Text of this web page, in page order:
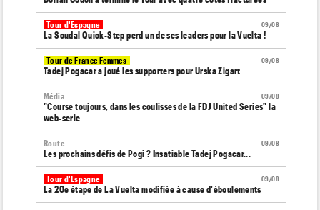
09/08
Tour d'Espagne
La Soudal Quick-Step perd un de ses leaders pour la Vuelta !
09/08
Tour de France Femmes
Tadej Pogacar a joué les supporters pour Urska Zigart
09/08
Média
"Course toujours, dans les coulisses de la FDJ United Series" la
web-serie
09/08
Route
Les prochains défis de Pogi ? Insatiable Tadej Pogacar...
09/08
Tour d'Espagne
La 20e étape de La Vuelta modifiée à cause d'éboulements